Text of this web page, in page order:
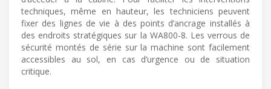
techniques, même en hauteur, les techniciens peuvent
fixer des lignes de vie à des points d’ancrage installés à
des endroits stratégiques sur la WA800-8. Les verrous de
sécurité montés de série sur la machine sont facilement
accessibles au sol, en cas d’urgence ou de situation
critique.